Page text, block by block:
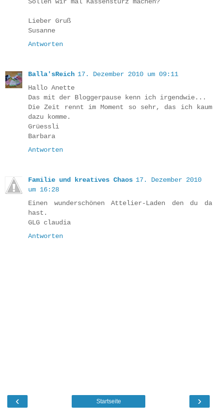
Sollen wir mal Kassensturz machen?
Lieber Gruß
Susanne
Antworten
Balla'sReich 17. Dezember 2010 um 09:11
Hallo Anette
Das mit der Bloggerpause kenn ich irgendwie...
Die Zeit rennt im Moment so sehr, das ich kaum
dazu komme.
Grüessli
Barbara
Antworten
Familie und kreatives Chaos 17. Dezember 2010
um 16:28
Einen wunderschönen Attelier-Laden den du da
hast.
GLG claudia
Antworten
‹ ›
Startseite